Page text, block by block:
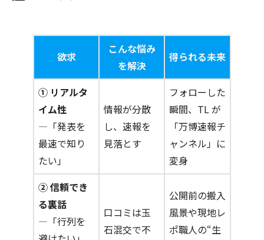
欲求
こんな悩み
を解決
得られる未来
① リアルタ
イム性
―「発表を
最速で知り
たい」
情報が分散
し、速報を
見落とす
フォローした
瞬間、TL が
「万博速報チ
ャンネル」に
変身
② 信頼でき
る裏話
―「行列を
口コミは玉
石混交で不
公開前の搬入
風景や現地レ
ポ職人の“生